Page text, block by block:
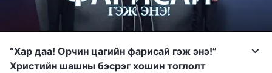
“Хар даа! Орчин цагийн фарисай гэж энэ!”
Христийн шашны бэсрэг хошин тоглолт